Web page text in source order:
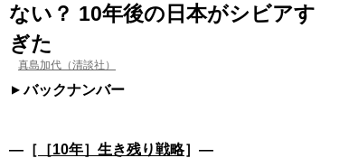
ない？ 10年後の日本がシビアす
ぎた
真島加代（清談社）
バックナンバー
―［ ［10年］生き残り戦略］―